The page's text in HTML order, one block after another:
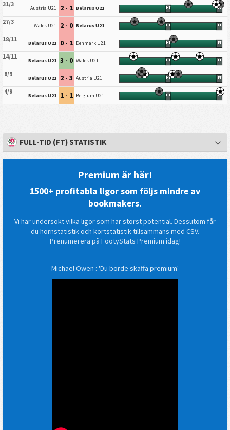
31/3 Austria U21 2 - 1 Belarus U21 HT FT
27/3 Wales U21 2 - 0 Belarus U21 HT FT
18/11 Belarus U21 0 - 1 Denmark U21 HT FT
14/11 Belarus U21 3 - 0 Wales U21 HT FT
8/9 Belarus U21 2 - 3 Austria U21 HT FT
4/9 Belarus U21 1 - 1 Belgium U21 HT FT
FULL-TID (FT) STATISTIK
Premium är här!
1500+ profitabla ligor som följs mindre av
bookmakers.
Vi har undersökt vilka ligor som har störst potential. Dessutom får
du hörnstatistik och kortstatistik tillsammans med CSV.
Prenumerera på FootyStats Premium idag!
Michael Owen : 'Du borde skaffa premium'